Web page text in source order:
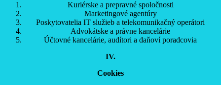
Kuriérske a prepravné spoločnosti
Marketingové agentúry
Poskytovatelia IT služieb a telekomunikačný operátori
Advokátske a právne kancelárie
Účtovné kancelárie, audítori a daňoví poradcovia
IV.
Cookies